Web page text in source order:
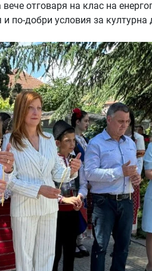
отговаря на клас на
по-добри условия за културна